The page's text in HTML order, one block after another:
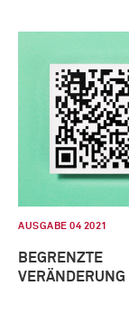
AUSGABE 04 2021
BEGRENZTE
VERÄNDERUNG